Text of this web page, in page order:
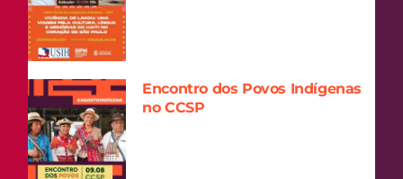
Encontro dos Povos Indígenas
no CCSP